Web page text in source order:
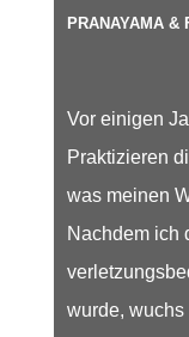
PRANAYAMA &
Vor einigen
Praktizieren
was meinen
Nachdem ich
wurde, wuchs